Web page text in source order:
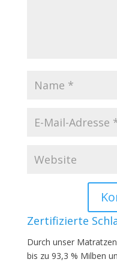
Zertifizierte
Durch unser
bis zu 93,3 % Milben